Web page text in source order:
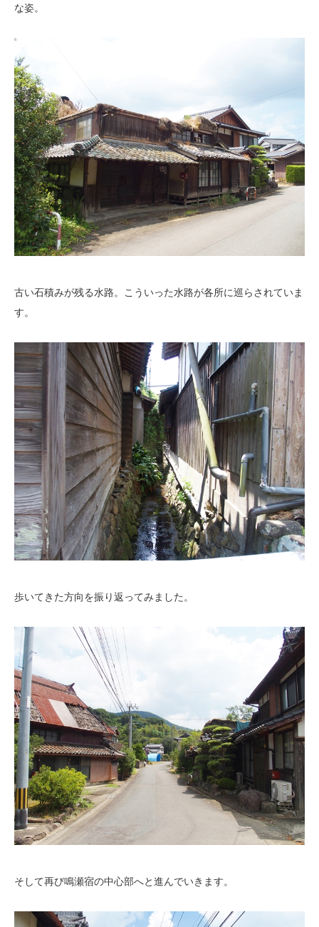
な姿。
古い石積みが残る水路。こういった水路が各所に巡らされていま
す。
歩いてきた方向を振り返ってみました。
そして再び鳴瀬宿の中心部へと進んでいきます。